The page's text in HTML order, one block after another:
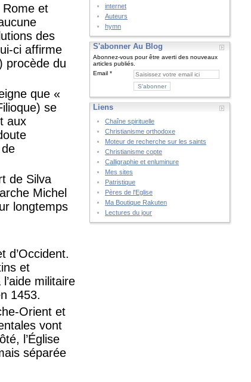
et
des
ci affirme
procède du
que «
se
aux
de Silva
Michel
longtemps
d’Occident.
et
militaire
1453.
Orient et
vont
l’Église
séparée
internet
Auteurs
hymn
S'abonner Au Blog
Abonnez-vous pour être averti des nouveaux
articles publiés.
Email
Liens
Chaîne spirituelle
Christianisme orthodoxe
Moteur de recherche sur les saints
Christianisme copte
Calligraphie et enluminure
Mes sites
Patristique
Pères de l'Eglise
Ma Boutique Rakuten
Lectures du jour